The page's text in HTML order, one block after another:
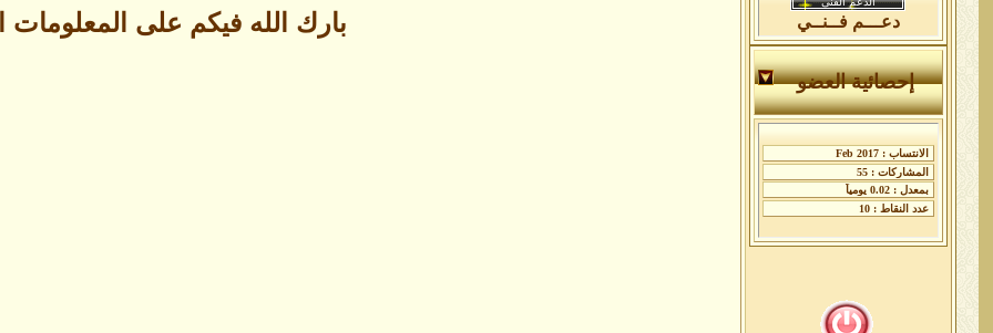
دعـــم فــنــي
إحصائية العضو
بارك الله فيكم على المعلومات